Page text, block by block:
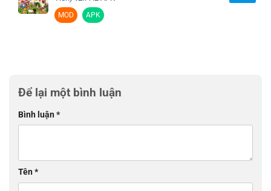
MOD APK
Để lại một bình luận
Bình luận*
Tên*